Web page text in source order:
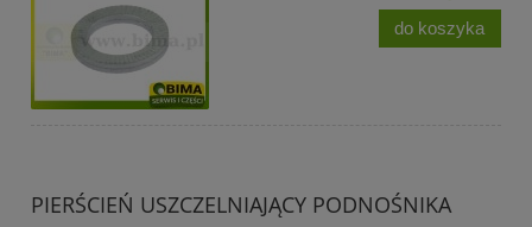
do koszyka
PIERŚCIEŃ USZCZELNIAJĄCY PODNOŚNIKA